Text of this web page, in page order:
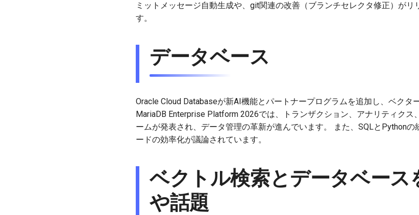
ミットメッセージ自動生成や、git関連の改善（ブランチセレクタ修正）が
す。
データベース
Oracle Cloud Databaseが新AI機能とパートナープログラムを追加し、ベクタ
MariaDB Enterprise Platform 2026では、トランザクション、アナリティクス
ームが発表され、データ管理の革新が進んでいます。 また、SQLとPython
ードの効率化が議論されています。
ベクトル検索とデータベース
や話題